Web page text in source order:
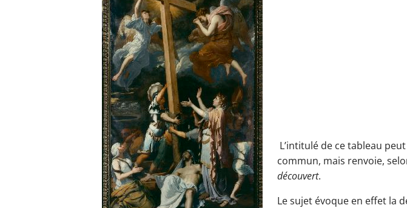
L’intitulé de ce tableau
commun, mais renvoie,
découvert.
Le sujet évoque en effet la